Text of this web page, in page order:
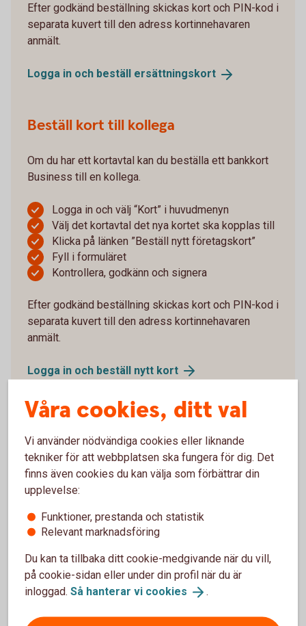
Efter godkänd beställning skickas kort och PIN-kod i
separata kuvert till den adress kortinnehavaren
anmält.
Logga in och beställ ersättningskort
Beställ kort till kollega
Om du har ett kortavtal kan du beställa ett bankkort
Business till en kollega.
Logga in och välj “Kort” i huvudmenyn
Välj det kortavtal det nya kortet ska kopplas till
Klicka på länken ”Beställ nytt företagskort”
Fyll i formuläret
Kontrollera, godkänn och signera
Efter godkänd beställning skickas kort och PIN-kod i
separata kuvert till den adress kortinnehavaren
anmält.
Logga in och beställ nytt kort
Aktivera kort
Du som har internetbank aktiverar nya kort i
internetbanken eller appen.
Välj det kortavtal kortet är kopplat till
Klicka på det kort det gäller. Det står intill kortet
om det behöver aktiveras
Våra cookies, ditt val
Vi använder nödvändiga cookies eller liknande
tekniker för att webbplatsen ska fungera för dig. Det
finns även cookies du kan välja som förbättrar din
upplevelse:
Funktioner, prestanda och statistik
Relevant marknadsföring
Du kan ta tillbaka ditt cookie-medgivande när du vill,
på cookie-sidan eller under din profil när du är
inloggad. Så hanterar vi cookies .